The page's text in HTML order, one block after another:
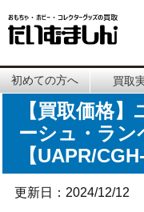
初めての方へ 買取
【買取価格
ーシュ・ラン
【UAPR/
更新日：2024/12/12